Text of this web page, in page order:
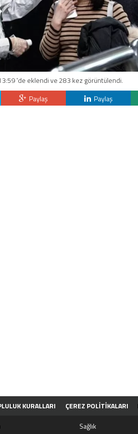
'de eklendi ve 283 kez görüntülendi.
Paylaş Paylaş
KURALLARI ÇEREZ POLITIKALARI
Sağlık